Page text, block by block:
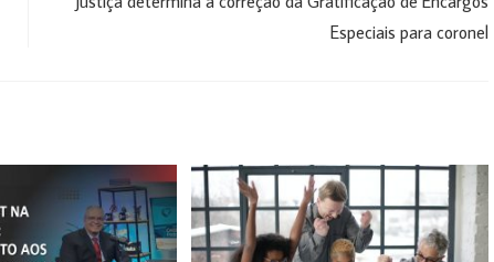
Especiais para coronel